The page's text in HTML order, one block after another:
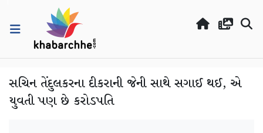
સચિન તેંદુલકરના દીકરાની જેની સાથે સગાઈ થઈ, એ
યુવતી પણ છે કરોડપતિ